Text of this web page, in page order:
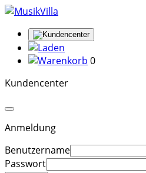
0
Kundencenter
Anmeldung
Benutzername
Passwort